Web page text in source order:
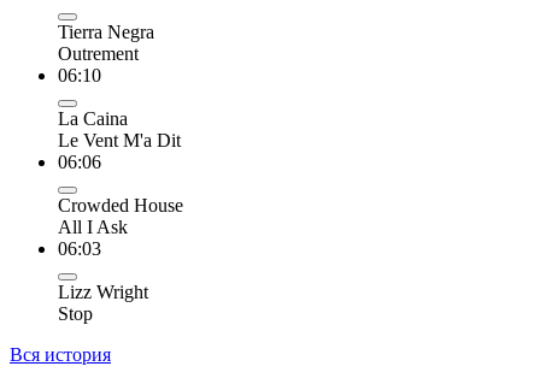
Tierra Negra
Outrement
06:10
La Caina
Le Vent M'a Dit
06:06
Crowded House
All I Ask
06:03
Lizz Wright
Stop
Вся история